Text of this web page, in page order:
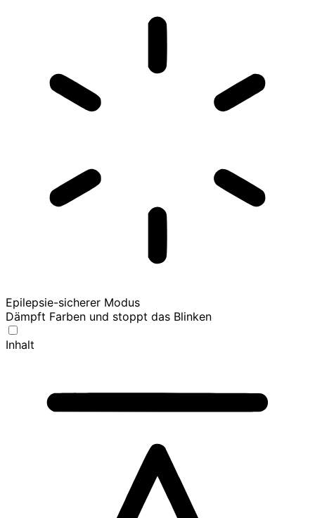
Epilepsie-sicherer Modus
Dämpft Farben und stoppt das Blinken
Inhalt